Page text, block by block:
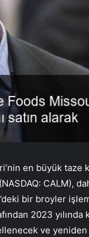
en büyük
CALM),
bir broyler
2023
ve yeniden